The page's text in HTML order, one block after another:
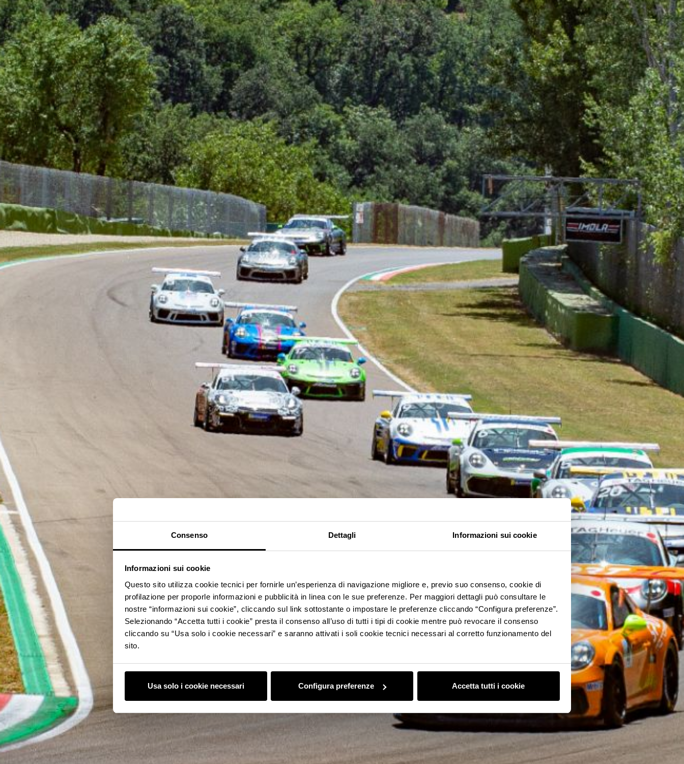
Consenso Dettagli Informazioni sui cookie
Informazioni sui cookie
Questo sito utilizza cookie tecnici per fornirle un’esperienza di navigazione migliore e, previo suo consenso, cookie di
profilazione per proporle informazioni e pubblicità in linea con le sue preferenze. Per maggiori dettagli può consultare le
nostre “informazioni sui cookie”, cliccando sul link sottostante o impostare le preferenze cliccando “Configura preferenze”.
Selezionando “Accetta tutti i cookie” presta il consenso all’uso di tutti i tipi di cookie mentre può revocare il consenso
cliccando su “Usa solo i cookie necessari” e saranno attivati i soli cookie tecnici necessari al corretto funzionamento del
sito.
Usa solo i cookie necessari Configura preferenze Accetta tutti i cookie